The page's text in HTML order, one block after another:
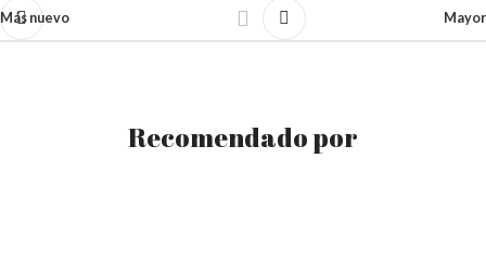
Más nuevo Mayor
Recomendado por